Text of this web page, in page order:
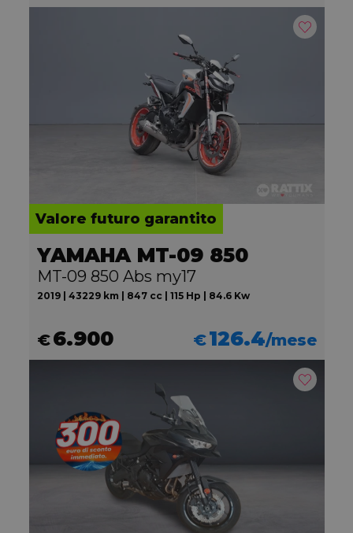
Valore futuro garantito
YAMAHA MT-09 850
MT-09 850 Abs my17
2019 | 43229 km | 847 cc | 115 Hp | 84.6 Kw
€6.900 €126.4/mese